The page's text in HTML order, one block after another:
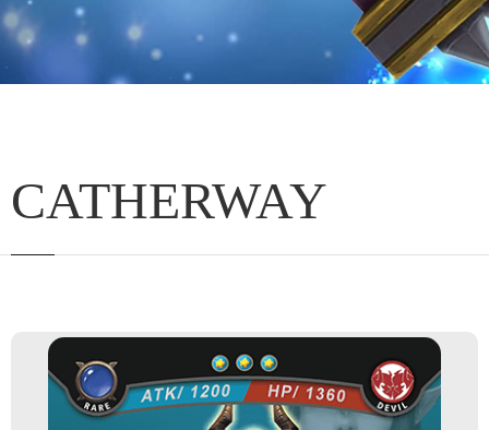
CATHERWAY